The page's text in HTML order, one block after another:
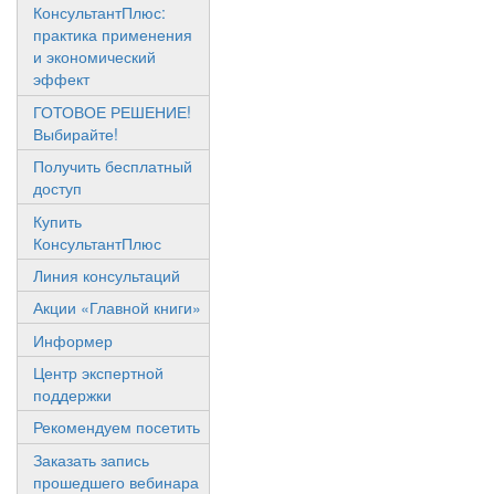
КонсультантПлюс:
практика применения
и экономический
эффект
ГОТОВОЕ РЕШЕНИЕ!
Выбирайте!
Получить бесплатный
доступ
Купить
КонсультантПлюс
Линия консультаций
Акции «Главной книги»
Информер
Центр экспертной
поддержки
Рекомендуем посетить
Заказать запись
прошедшего вебинара